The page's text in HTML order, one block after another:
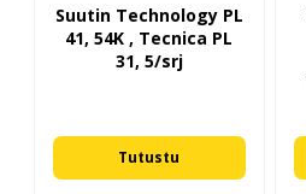
Suutin Technology PL
41, 54K , Tecnica PL
31, 5/srj
Tutustu